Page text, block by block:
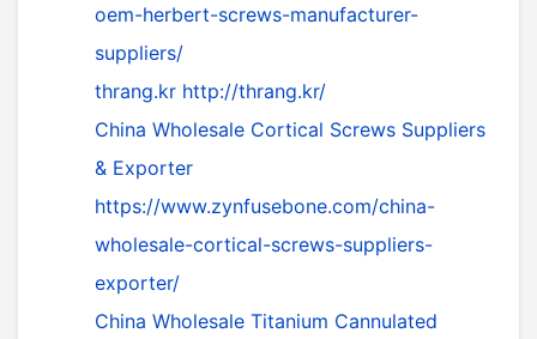
oem-herbert-screws-manufacturer-
suppliers/
thrang.kr http://thrang.kr/
China Wholesale Cortical Screws Suppliers
& Exporter
https://www.zynfusebone.com/china-
wholesale-cortical-screws-suppliers-
exporter/
China Wholesale Titanium Cannulated